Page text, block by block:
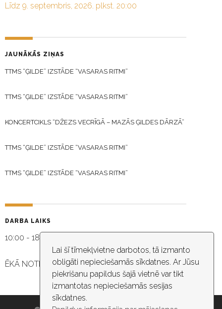
Lai šī tīmekļvietne darbotos, tā izmanto
obligāti nepieciešamās sīkdatnes. Ar Jūsu
piekrišanu papildus šajā vietnē var tikt
izmantotas nepieciešamās sesijas
sīkdatnes.
Līdz 9. septembris, 2026. plkst. 20:00
JAUNĀKĀS ZIŅAS
TTMS “ĢILDE” IZSTĀDE “VASARAS RITMI”
TTMS “ĢILDE” IZSTĀDE “VASARAS RITMI”
KONCERTCIKLS “DŽEZS VECRĪGĀ – MAZĀS ĢILDES DĀRZĀ”
TTMS “ĢILDE” IZSTĀDE “VASARAS RITMI”
TTMS “ĢILDE” IZSTĀDE “VASARAS RITMI”
DARBA LAIKS
10:00 - 18:30
ĒKĀ NOTIEK VIDEO NOVĒROŠANA